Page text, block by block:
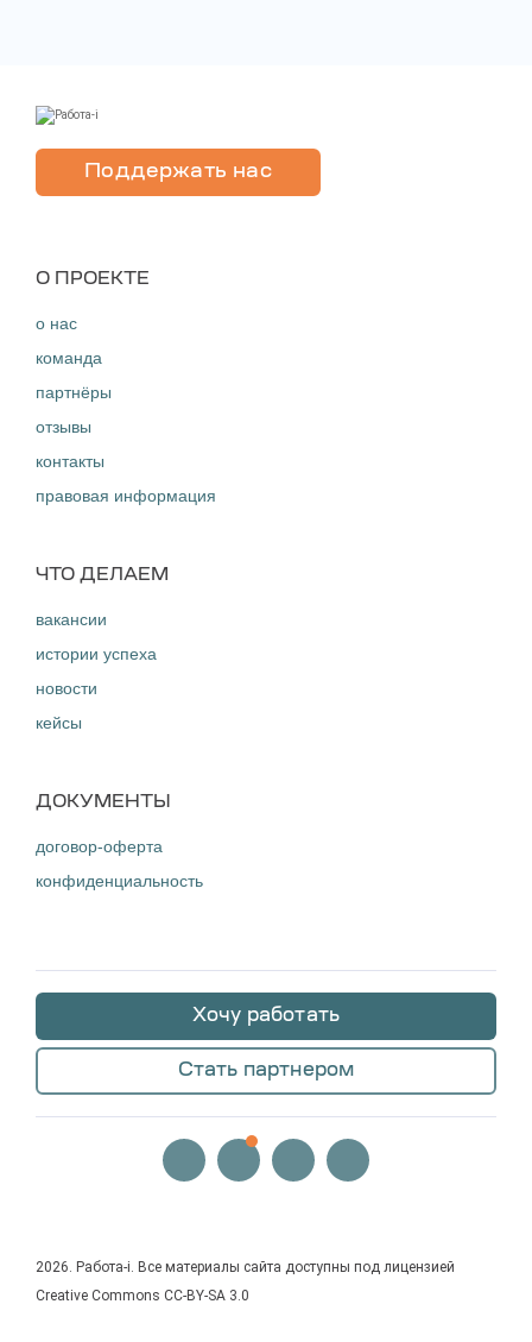
Поддержать нас
O ПРОЕКТЕ
о нас
команда
партнёры
отзывы
контакты
правовая информация
ЧТО ДЕЛАЕМ
вакансии
истории успеха
новости
кейсы
ДОКУМЕНТЫ
договор-оферта
конфиденциальность
Хочу работать
Стать партнером
2026. Работа-i. Все материалы сайта доступны под лицензией
Creative Commons СС-BY-SA 3.0